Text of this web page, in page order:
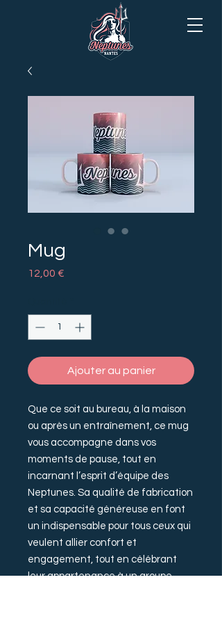
Mug
12,00 €
Ajouter au panier
Que ce soit au bureau, à la maison
ou après un entraînement, ce mug
vous accompagne dans vos
moments de pause, tout en
incarnant l’esprit d’équipe des
Neptunes. Sa qualité de fabrication
et sa capacité généreuse en font
un indispensable pour tous ceux qui
veulent allier confort et
engagement, tout en célébrant
leur appartenance à un groupe